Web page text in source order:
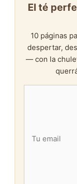
El té
10 páginas
despertar,
— con la